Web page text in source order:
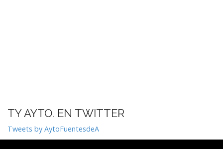
TY AYTO. EN TWITTER
Tweets by AytoFuentesdeA